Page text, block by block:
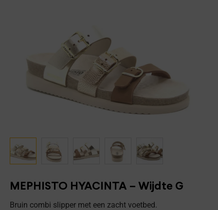
MEPHISTO HYACINTA – Wijdte G
Bruin combi slipper met een zacht voetbed.